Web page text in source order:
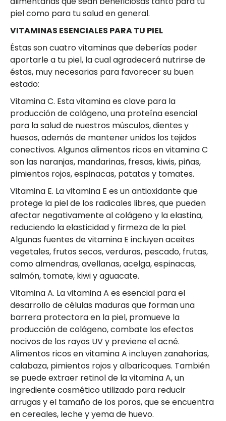
piel como para tu salud en general.
VITAMINAS ESENCIALES PARA TU PIEL
Éstas son cuatro vitaminas que deberías poder
aportarle a tu piel, la cual agradecerá nutrirse de
éstas, muy necesarias para favorecer su buen
estado:
Vitamina C. Esta vitamina es clave para la
producción de colágeno, una proteína esencial
para la salud de nuestros músculos, dientes y
huesos, además de mantener unidos los tejidos
conectivos. Algunos alimentos ricos en vitamina C
son las naranjas, mandarinas, fresas, kiwis, piñas,
pimientos rojos, espinacas, patatas y tomates.
Vitamina E. La vitamina E es un antioxidante que
protege la piel de los radicales libres, que pueden
afectar negativamente al colágeno y la elastina,
reduciendo la elasticidad y firmeza de la piel.
Algunas fuentes de vitamina E incluyen aceites
vegetales, frutos secos, verduras, pescado, frutas,
como almendras, avellanas, acelga, espinacas,
salmón, tomate, kiwi y aguacate.
Vitamina A. La vitamina A es esencial para el
desarrollo de células maduras que forman una
barrera protectora en la piel, promueve la
producción de colágeno, combate los efectos
nocivos de los rayos UV y previene el acné.
Alimentos ricos en vitamina A incluyen zanahorias,
calabaza, pimientos rojos y albaricoques. También
se puede extraer retinol de la vitamina A, un
ingrediente cosmético utilizado para reducir
arrugas y el tamaño de los poros, que se encuentra
en cereales, leche y yema de huevo.